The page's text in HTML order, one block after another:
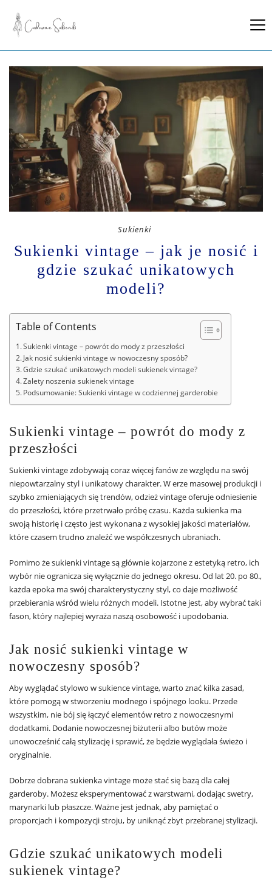
Sukienki
Sukienki vintage – jak je nosić i
gdzie szukać unikatowych
modeli?
Table of Contents
Sukienki vintage – powrót do mody z przeszłości
Jak nosić sukienki vintage w nowoczesny sposób?
Gdzie szukać unikatowych modeli sukienek vintage?
Zalety noszenia sukienek vintage
Podsumowanie: Sukienki vintage w codziennej garderobie
Sukienki vintage – powrót do mody z
przeszłości
Sukienki vintage zdobywają coraz więcej fanów ze względu na swój
niepowtarzalny styl i unikatowy charakter. W erze masowej produkcji i
szybko zmieniających się trendów, odzież vintage oferuje odniesienie
do przeszłości, które przetrwało próbę czasu. Każda sukienka ma
swoją historię i często jest wykonana z wysokiej jakości materiałów,
które czasem trudno znaleźć we współczesnych ubraniach.
Pomimo że sukienki vintage są głównie kojarzone z estetyką retro, ich
wybór nie ogranicza się wyłącznie do jednego okresu. Od lat 20. po 80.,
każda epoka ma swój charakterystyczny styl, co daje możliwość
przebierania wśród wielu różnych modeli. Istotne jest, aby wybrać taki
fason, który najlepiej wyraża naszą osobowość i upodobania.
Jak nosić sukienki vintage w
nowoczesny sposób?
Aby wyglądać stylowo w sukience vintage, warto znać kilka zasad,
które pomogą w stworzeniu modnego i spójnego looku. Przede
wszystkim, nie bój się łączyć elementów retro z nowoczesnymi
dodatkami. Dodanie nowoczesnej biżuterii albo butów może
unowocześnić całą stylizację i sprawić, że będzie wyglądała świeżo i
oryginalnie.
Dobrze dobrana sukienka vintage może stać się bazą dla całej
garderoby. Możesz eksperymentować z warstwami, dodając swetry,
marynarki lub płaszcze. Ważne jest jednak, aby pamiętać o
proporcjach i kompozycji stroju, by uniknąć zbyt przebranej stylizacji.
Gdzie szukać unikatowych modeli
sukienek vintage?